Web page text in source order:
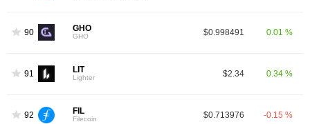
90 GHO
GHO $0.998491 0.01 %
91 LIT
Lighter $2.34 0.34 %
92 FIL
Filecoin $0.713976 -0.15 %